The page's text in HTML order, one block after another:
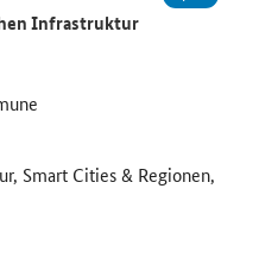
Infrastruktur
Smart Cities & Regionen,